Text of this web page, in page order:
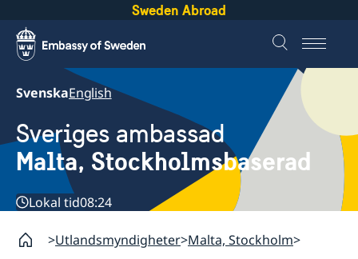
Sweden Abroad
SvenskaEnglish
Sveriges ambassad
Malta, Stockholmsbaserad
Lokal tid08:24
Utlandsmyndigheter Malta, Stockholm